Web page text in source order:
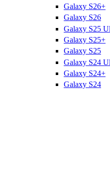
Galaxy S26+
Galaxy S26
Galaxy S25
Galaxy S25+
Galaxy S25
Galaxy S24
Galaxy S24+
Galaxy S24